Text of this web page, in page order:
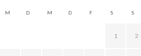
M D M D F S S
1 2